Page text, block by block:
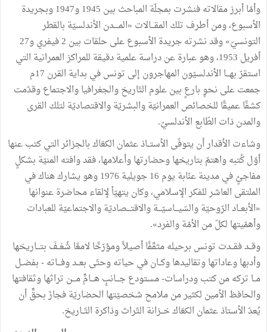
وأمّا أبرز مقالاته فنشرت بمجلّة المباحث بين 1945 و1947 وبجريدة
الأسبوع، ومن أطرف تلك المقـــالات «المــــدن الأندلسيّة بالقطر
التونسيّ» وقد نشرته جريدة الأسبوع على حلقات بين 2 فيفري و27
أفريل 1953، وهو عبارة عن دراسة علمية دقيقة للمراكز العمرانية التي
استقرّ بهـــا الأندلسيّون المهاجرون إلى تونس في بداية القرن 17م
جمعت على نحوٍ بارعٍ بين علوم التّاريخ والجغرافيا والاجتماع وقدّمت
كشفًا عميقًا للخصائص العمرانيّة والبشريّة والاقتصاديّة لتلك القرى
والمدن ذات الطّابع الأندلسيّ.
وشاءت الأقدار أن يتوفّى الأستــاذ عثمان الكعّاك بالجزائر التي كتب عنها
أوّل كُتبه واهتمّ بتاريخها وحضارتها وأعلامها، فقد وافته المنيّة بشكلٍ
مفاجئٍ في مدينة عنّابة يوم 16 جويلية 1976 وهو يشارك هناك في
الملتقى العاشر للفكر الإسلامي، وكان يتهيّأ لإلقاء محاضرة عنوانها
«الأبعــاد الرّوحيّة والسّيـــاسيّـــة والاقتـــصاديّة والاجتماعيّة للعبادات
وأهمّيتها لكلّ من الأمّة والفرد».
وقــد فقــدت تونس برحيله مثقّفًا أصيلاً ومؤرّخًا لامعًا شُغــفَ بتـــاريخها
وأدبها وعاداتها وتقاليدها وكــان في حياته وحتّى بعــد وفـــاته - بفضــل
مــا تركه من كتب ودراسات- مستودع جـــانبٍ هـــامٍّ مـــن تراثها وثقافتها
والحافظ الأمين لكثير من ملامح شخصيّتها الحضاريّة فجازَ بحقٍّ أن
يُعدّ الأستاذ عثمان الكعّاك خــزانة التّراث وذاكرة التّــاريخ.